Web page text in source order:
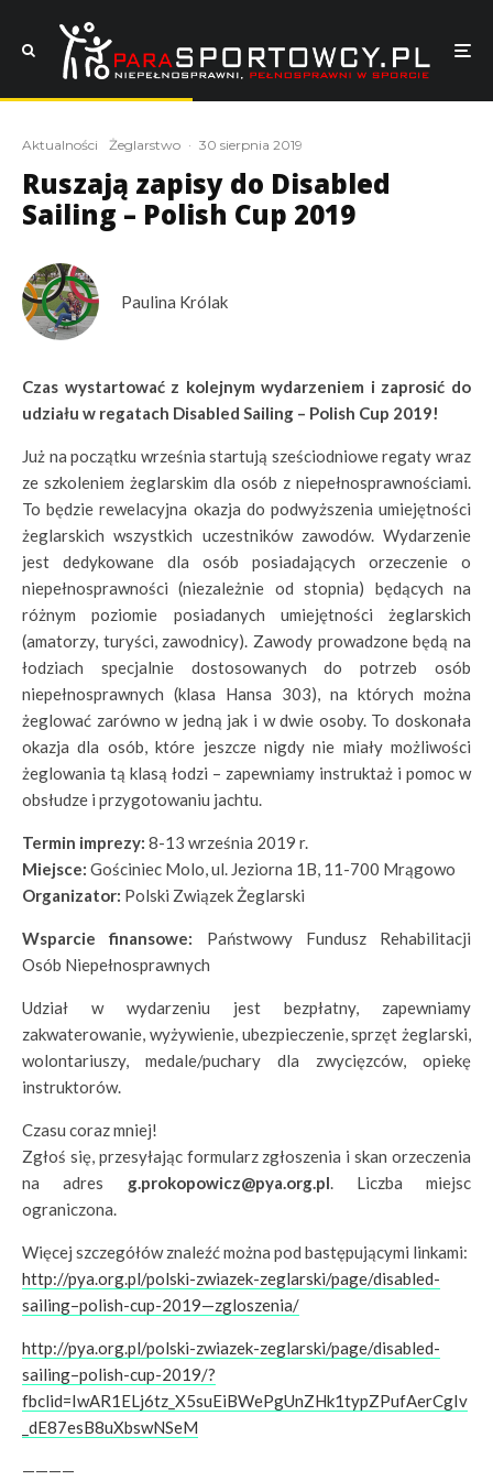
Aktualności Żeglarstwo · 30 sierpnia 2019
Ruszają zapisy do Disabled
Sailing – Polish Cup 2019
Paulina Królak
Czas wystartować z kolejnym wydarzeniem i zaprosić do
udziału w regatach Disabled Sailing – Polish Cup 2019!
Już na początku września startują sześciodniowe regaty wraz
ze szkoleniem żeglarskim dla osób z niepełnosprawnościami.
To będzie rewelacyjna okazja do podwyższenia umiejętności
żeglarskich wszystkich uczestników zawodów. Wydarzenie
jest dedykowane dla osób posiadających orzeczenie o
niepełnosprawności (niezależnie od stopnia) będących na
różnym poziomie posiadanych umiejętności żeglarskich
(amatorzy, turyści, zawodnicy). Zawody prowadzone będą na
łodziach specjalnie dostosowanych do potrzeb osób
niepełnosprawnych (klasa Hansa 303), na których można
żeglować zarówno w jedną jak i w dwie osoby. To doskonała
okazja dla osób, które jeszcze nigdy nie miały możliwości
żeglowania tą klasą łodzi – zapewniamy instruktaż i pomoc w
obsłudze i przygotowaniu jachtu.
Termin imprezy: 8-13 września 2019 r.
Miejsce: Gościniec Molo, ul. Jeziorna 1B, 11-700 Mrągowo
Organizator: Polski Związek Żeglarski
Wsparcie finansowe: Państwowy Fundusz Rehabilitacji
Osób Niepełnosprawnych
Udział w wydarzeniu jest bezpłatny, zapewniamy
zakwaterowanie, wyżywienie, ubezpieczenie, sprzęt żeglarski,
wolontariuszy, medale/puchary dla zwycięzców, opiekę
instruktorów.
Czasu coraz mniej!
Zgłoś się, przesyłając formularz zgłoszenia i skan orzeczenia
na adres g.prokopowicz@pya.org.pl . Liczba miejsc
ograniczona.
Więcej szczegółów znaleźć można pod bastępującymi linkami:
http://pya.org.pl/polski-zwiazek-zeglarski/page/disabled-
sailing–polish-cup-2019—zgloszenia/
http://pya.org.pl/polski-zwiazek-zeglarski/page/disabled-
sailing–polish-cup-2019/?
fbclid=IwAR1ELj6tz_X5suEiBWePgUnZHk1typZPufAerCgIv
_dE87esB8uXbswNSeM
————